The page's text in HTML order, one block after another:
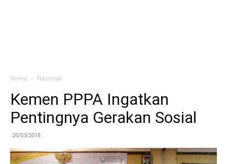
Home Nasional
Kemen PPPA Ingatkan
Pentingnya Gerakan Sosial
26/03/2018